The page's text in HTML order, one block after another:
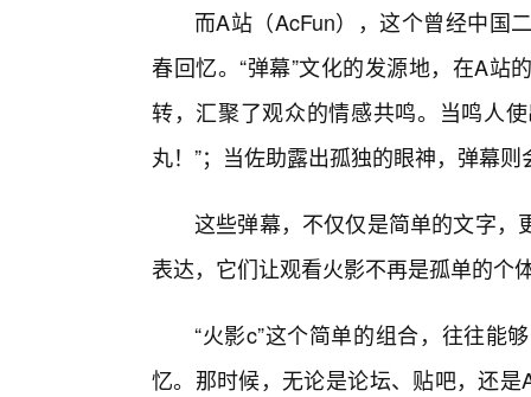
而A站（AcFun），这个曾经中国
春回忆。“弹幕”文化的发源地，在A站
转，汇聚了观众的情感共鸣。当鸣人
丸！”；当佐助露出孤独的眼神，弹幕则
这些弹幕，不仅仅是简单的文字，
表达，它们让观看火影不再是孤单的个
“火影c”这个简单的组合，往往能
忆。那时候，无论是论坛、贴吧，还